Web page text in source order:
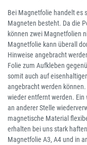
Bei Magnetfolie handelt es
Magneten besteht. Da die
können zwei Magnetfolien
Magnetfolie kann überall
Hinweise angebracht
Folie zum Aufkleben
somit auch auf
angebracht werden
wieder entfernt werden. Ein
an anderer Stelle
magnetische Material
erhalten bei uns stark
Magnetfolie A3, A4 und in